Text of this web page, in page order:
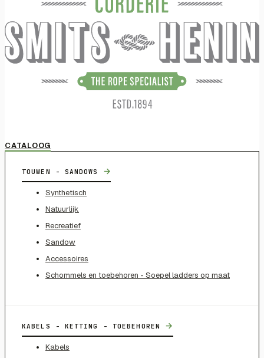
CATALOOG
TOUWEN - SANDOWS →
Synthetisch
Natuurlijk
Recreatief
Sandow
Accessoires
Schommels en toebehoren - Soepel ladders op maat
KABELS - KETTING - TOEBEHOREN →
Kabels